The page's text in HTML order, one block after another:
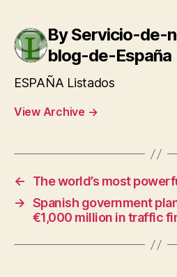
By Servicio-de-
blog-de-España
ESPAÑA Listados
View Archive →
←
The world’s most
→ Spanish government
€1,000 million in traffic